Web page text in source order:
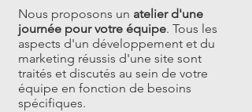
Nous proposons un atelier d'une
journée pour votre équipe. Tous les
aspects d'un développement et du
marketing réussis d'une site sont
traités et discutés au sein de votre
équipe en fonction de besoins
spécifiques.